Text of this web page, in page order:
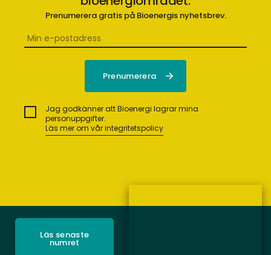
Prenumerera gratis på Bioenergis nyhetsbrev.
Jag godkänner att Bioenergi lagrar mina
personuppgifter.
Läs mer om vår integritetspolicy
Läs senaste
numret